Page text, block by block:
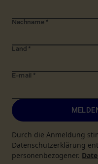
Nachname *
Land *
E-mail *
Durch die Anmeldung
Datenschutzerklärung
personenbezogener.